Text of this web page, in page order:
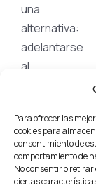
Para ofrecer las
cookies para
consentimiento de
comportamiento de
No consentir o
ciertas
una
alternativa:
adelantarse
al
pruebas
de
intrusión
(o